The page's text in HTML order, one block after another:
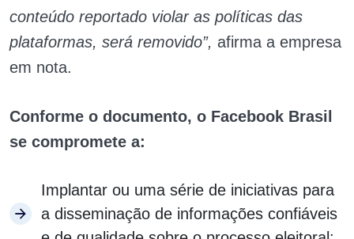
conteúdo reportado violar as políticas das
plataformas, será removido”, afirma a empresa
em nota.
Conforme o documento, o Facebook Brasil
se compromete a:
Implantar ou uma série de iniciativas para
a disseminação de informações confiáveis